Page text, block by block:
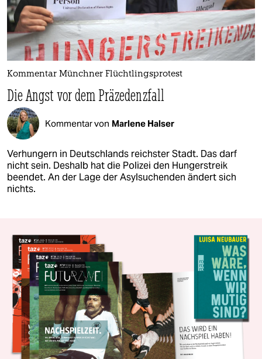
Kommentar Münchner Flüchtlingsprotest
Die Angst vor dem Präzedenzfall
Kommentar von Marlene Halser
Verhungern in Deutschlands reichster Stadt. Das darf
nicht sein. Deshalb hat die Polizei den Hungerstreik
beendet. An der Lage der Asylsuchenden ändert sich
nichts.